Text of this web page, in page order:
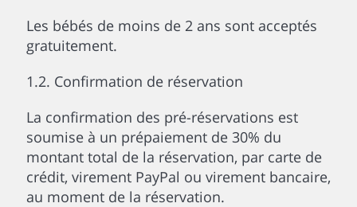
Les bébés de moins de 2 ans sont acceptés
gratuitement.
1.2. Confirmation de réservation
La confirmation des pré-réservations est
soumise à un prépaiement de 30% du
montant total de la réservation, par carte de
crédit, virement PayPal ou virement bancaire,
au moment de la réservation.